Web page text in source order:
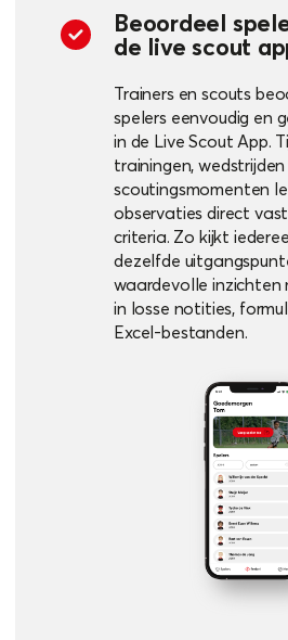
Beoordeel
de live scout
Trainers en scouts
spelers eenvoudig en
in de Live Scout App.
trainingen,
scoutingsmomenten
observaties direct
criteria. Zo kijkt
dezelfde
waardevolle inzichten
in losse notities,
Excel-bestanden.